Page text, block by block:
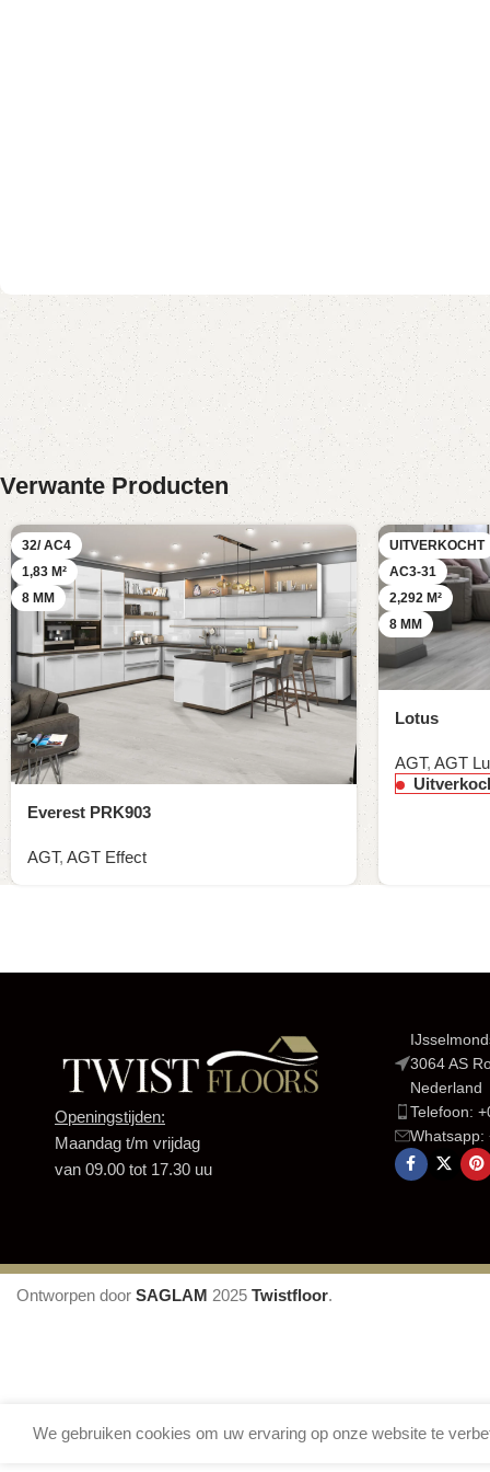
Verwante Producten
32/ AC4
1,83 M²
8 MM
Everest PRK903
AGT, AGT Effect
UITVERKOCHT
AC3-31
2,292 M²
8 MM
Lotus
AGT, AGT
Openingstijden:
Maandag t/m vrijdag
van 09.00 tot 17.30 uu
3064 AS
Nederland
Telefoon:
Ontworpen door SAGLAM 2025 Twistfloor.
We gebruiken cookies om uw ervaring op onze website te